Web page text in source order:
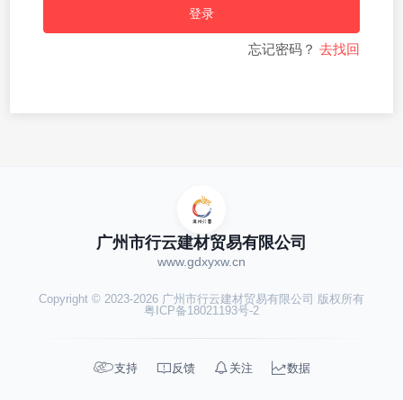
登录
忘记密码？ 去找回
广州市行云建材贸易有限公司
www.gdxyxw.cn
Copyright © 2023-2026 广州市行云建材贸易有限公司 版权所有
粤ICP备18021193号-2
支持  反馈  关注 数据